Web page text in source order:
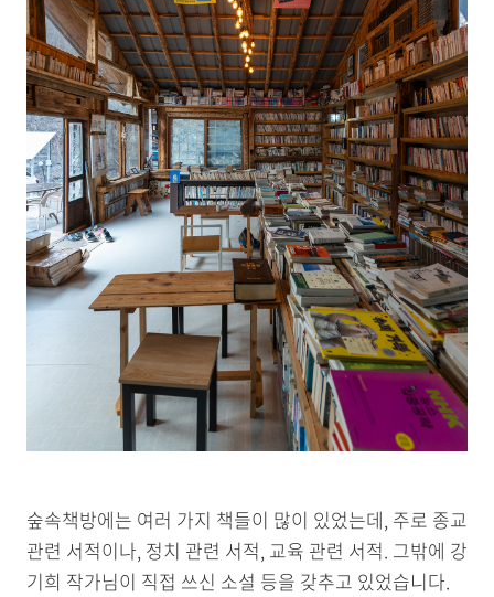
숲속책방에는 여러 가지 책들이 많이 있었는데, 주로 종교
관련 서적이나, 정치 관련 서적, 교육 관련 서적. 그밖에 강
기희 작가님이 직접 쓰신 소설 등을 갖추고 있었습니다.